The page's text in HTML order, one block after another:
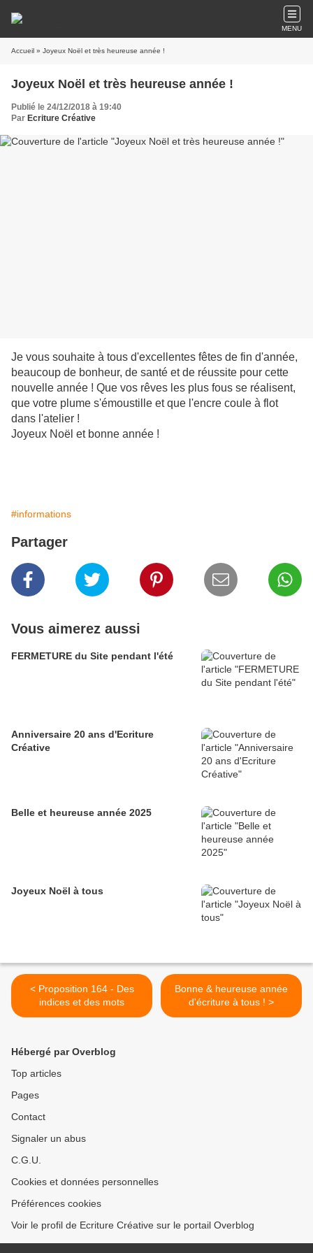
MENU
Accueil » Joyeux Noël et très heureuse année !
Joyeux Noël et très heureuse année !
Publié le 24/12/2018 à 19:40
Par Ecriture Créative
Je vous souhaite à tous d'excellentes fêtes de fin d'année,
beaucoup de bonheur, de santé et de réussite pour cette
nouvelle année ! Que vos rêves les plus fous se réalisent,
que votre plume s'émoustille et que l'encre coule à flot
dans l'atelier !
Joyeux Noël et bonne année !
#informations
Partager
Vous aimerez aussi
FERMETURE du Site pendant l'été
Anniversaire 20 ans d'Ecriture
Créative
Belle et heureuse année 2025
Joyeux Noël à tous
< Proposition 164 - Des
indices et des mots
Bonne & heureuse année
d'écriture à tous ! >
Hébergé par Overblog
Top articles
Pages
Contact
Signaler un abus
C.G.U.
Cookies et données personnelles
Préférences cookies
Voir le profil de Ecriture Créative sur le portail Overblog